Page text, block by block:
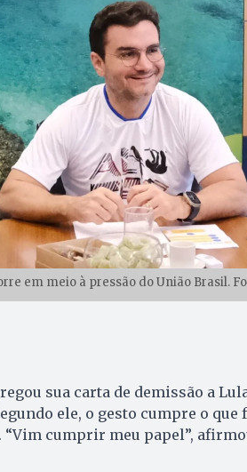
em meio à pressão do União Brasil.
sua carta de demissão a
ele, o gesto cumpre o
cumprir meu papel”,